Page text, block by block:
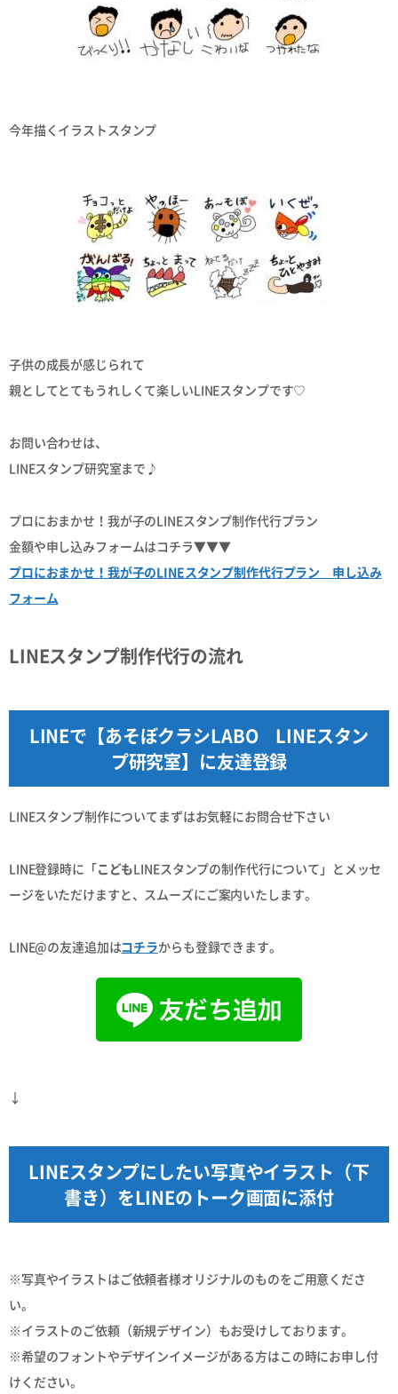
今年描くイラストスタンプ
子供の成長が感じられて
親としてとてもうれしくて楽しいLINEスタンプです♡
お問い合わせは、
LINEスタンプ研究室まで♪
プロにおまかせ！我が子のLINEスタンプ制作代行プラン
金額や申し込みフォームはコチラ▼▼▼
プロにおまかせ！我が子のLINEスタンプ制作代行プラン 申し込み
フォーム
LINEスタンプ制作代行の流れ
LINEで【あそぼクラシLABO LINEスタン
プ研究室】に友達登録
LINEスタンプ制作についてまずはお気軽にお問合せ下さい
LINE登録時に「こどもLINEスタンプの制作代行について」とメッセ
ージをいただけますと、スムーズにご案内いたします。
LINE@の友達追加はコチラからも登録できます。
↓
LINEスタンプにしたい写真やイラスト（下
書き）をLINEのトーク画面に添付
※写真やイラストはご依頼者様オリジナルのものをご用意くださ
い。
※イラストのご依頼（新規デザイン）もお受けしております。
※希望のフォントやデザインイメージがある方はこの時にお申し付
けください。